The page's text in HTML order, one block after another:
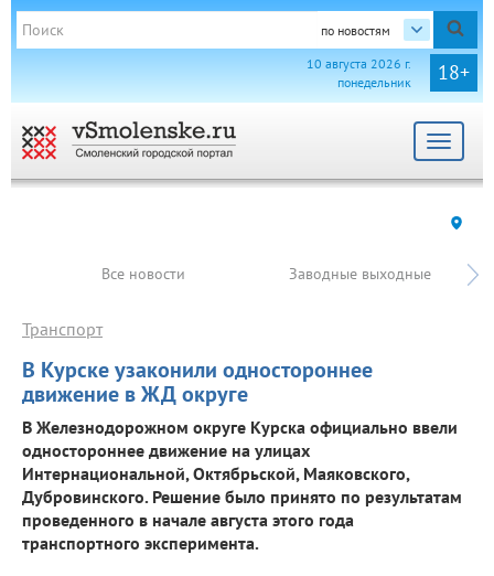
по новостям
18+
10 августа 2026 г.
понедельник
Toggle
Все новости Заводные выходные
В Курске узаконили одностороннее
движение в ЖД округе
Транспорт
В Железнодорожном округе Курска официально ввели
одностороннее движение на улицах
Интернациональной, Октябрьской, Маяковского,
Дубровинского. Решение было принято по результатам
проведенного в начале августа этого года
транспортного эксперимента.